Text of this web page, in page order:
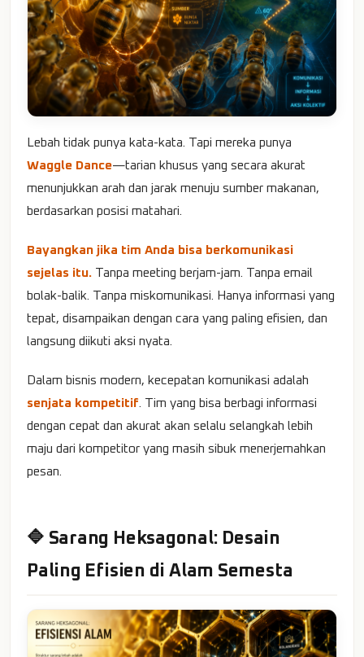
Lebah tidak punya kata-kata. Tapi mereka punya
Waggle Dance—tarian khusus yang secara akurat
menunjukkan arah dan jarak menuju sumber makanan,
berdasarkan posisi matahari.
Bayangkan jika tim Anda bisa berkomunikasi
sejelas itu. Tanpa meeting berjam-jam. Tanpa email
bolak-balik. Tanpa miskomunikasi. Hanya informasi yang
tepat, disampaikan dengan cara yang paling efisien, dan
langsung diikuti aksi nyata.
Dalam bisnis modern, kecepatan komunikasi adalah
senjata kompetitif . Tim yang bisa berbagi informasi
dengan cepat dan akurat akan selalu selangkah lebih
maju dari kompetitor yang masih sibuk menerjemahkan
pesan.
🔷 Sarang Heksagonal: Desain
Paling Efisien di Alam Semesta